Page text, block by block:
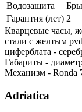
Водозащита
Гарантия (лет) 2
Кварцевые часы,
стали с желтым
циферблата -
Габариты -
Механизм - Ronda
Adriatica